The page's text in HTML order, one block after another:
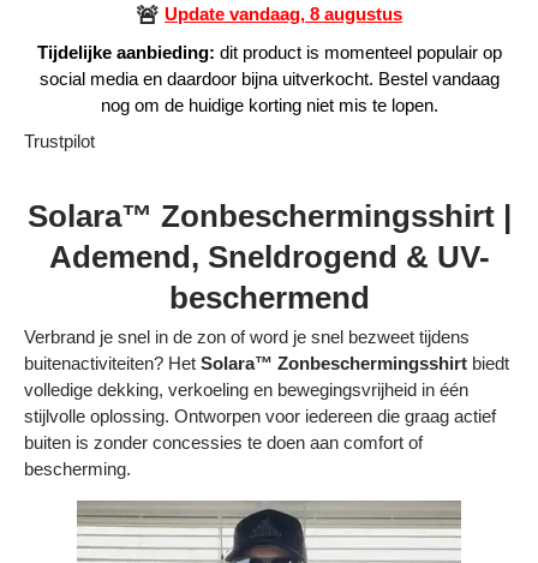
Volg je bestelling
Blogs
Contact
Over ons
Alle categorieën
Bestelling volgen
Veelgestelde vragen
Servicevoorwaarden
🚨 Update vandaag, 8 augustus
Tijdelijke aanbieding: dit product is momenteel populair op
social media en daardoor bijna uitverkocht. Bestel vandaag
nog om de huidige korting niet mis te lopen.
Trustpilot
Solara™ Zonbeschermingsshirt |
Ademend, Sneldrogend & UV-
beschermend
Verbrand je snel in de zon of word je snel bezweet tijdens
buitenactiviteiten? Het Solara™ Zonbeschermingsshirt biedt
volledige dekking, verkoeling en bewegingsvrijheid in één
stijlvolle oplossing. Ontworpen voor iedereen die graag actief
buiten is zonder concessies te doen aan comfort of
bescherming.